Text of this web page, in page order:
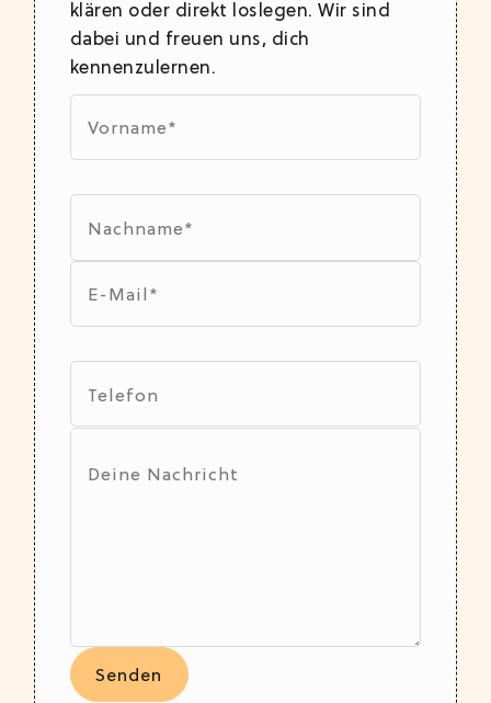
klären oder direkt loslegen. Wir sind
dabei und freuen uns, dich
kennenzulernen.